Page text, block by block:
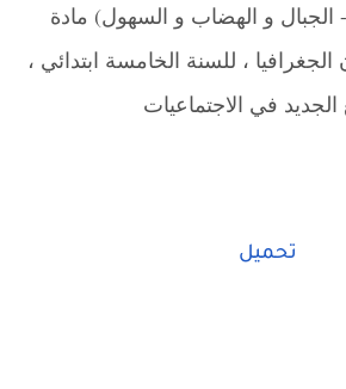
و الهضاب و السهول) مادة
، للسنة الخامسة ابتدائي ،
في الاجتماعيات
تحميل